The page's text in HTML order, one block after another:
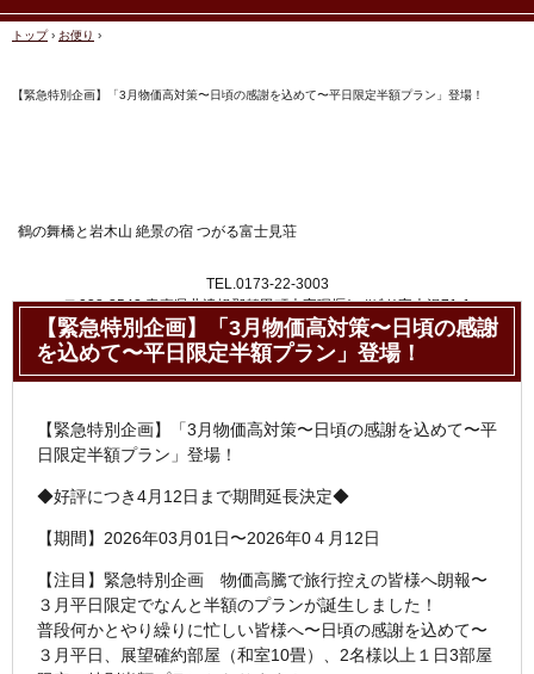
鶴の舞橋と岩木山 絶景の宿 つがる富士見荘
TEL.0173-22-3003
〒038-3542 青森県北津軽郡鶴田町大字廻堰(ﾏﾜﾘｾﾞｷ)字大沢71-1
トップ › お便り ›
【緊急特別企画】「3月物価高対策〜日頃の感謝を込めて〜平日限定半額プラン」登場！
【緊急特別企画】「3月物価高対策〜日頃の感謝
を込めて〜平日限定半額プラン」登場！
【緊急特別企画】「3月物価高対策〜日頃の感謝を込めて〜平
日限定半額プラン」登場！
◆好評につき4月12日まで期間延長決定◆
【期間】2026年03月01日〜2026年0４月12日
【注目】緊急特別企画 物価高騰で旅行控えの皆様へ朗報〜
３月平日限定でなんと半額のプランが誕生しました！
普段何かとやり繰りに忙しい皆様へ〜日頃の感謝を込めて〜
３月平日、展望確約部屋（和室10畳）、2名様以上１日3部屋